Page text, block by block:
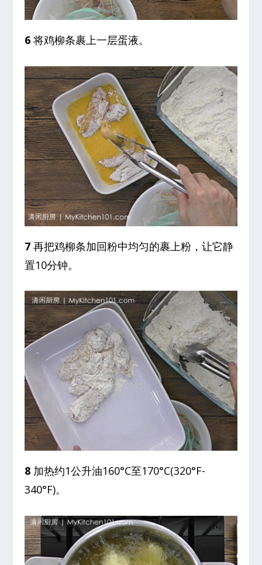
6 将鸡柳条裹上一层蛋液。
7 再把鸡柳条加回粉中均匀的裹上粉，让它静
置10分钟。
8 加热约1公升油160°C至170°C(320°F-
340°F)。